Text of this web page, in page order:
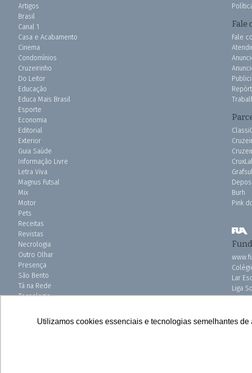
Utilizamos cookies essenciais e tecnologias semelhantes
Artigos
Brasil
Canal 1
Casa e Acabamento
Cinema
Condomínios
Cruzeirinho
Do Leitor
Educação
Educa Mais Brasil
Esporte
Economia
Editorial
Exterior
Guia Saúde
Informação Livre
Letra Viva
Magnus Futsal
Mix
Motor
Pets
Receitas
Revistas
Necrologia
Outro Olhar
Presença
São Bento
Tá na Rede
Tecnologia
Uniso Ciência
Fale
Fale
Grafsul
Burh
Pink
Lar
Liga
Vila